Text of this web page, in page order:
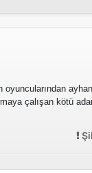
oyuncularından
çalışan kötü